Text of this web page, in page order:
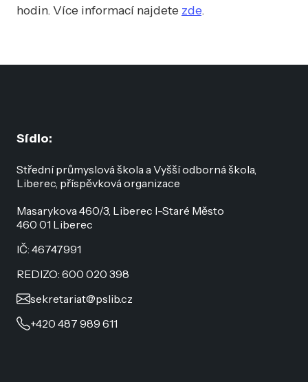
hodin. Více informací najdete zde.
Sídlo:
Střední průmyslová škola a Vyšší odborná škola,
Liberec, příspěvková organizace
Masarykova 460/3, Liberec I-Staré Město
460 01 Liberec
IČ: 46747991
REDIZO: 600 020 398
sekretariat@pslib.cz
+420 487 989 611